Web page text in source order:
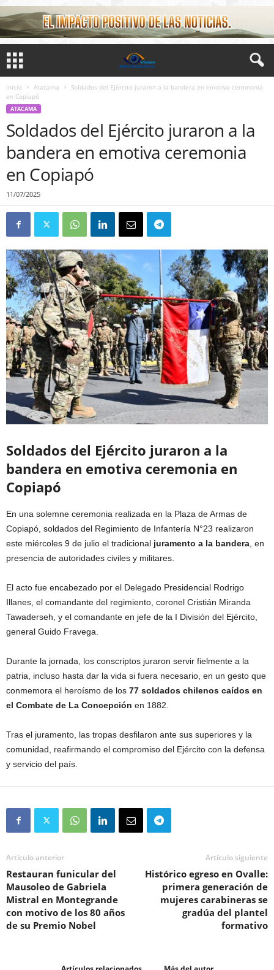
Inicio Atacama
Soldados del Ejército juraron a la bandera en emotiva ceremonia
en Copiapó
ATACAMA
Soldados del Ejército juraron a la
bandera en emotiva ceremonia
en Copiapó
11/07/2025
Soldados del Ejército juraron a la
bandera en emotiva ceremonia en
Copiapó
En una solemne ceremonia realizada en la Plaza de Armas de
Copiapó, soldados del Regimiento de Infantería N°23 realizaron
este miércoles 9 de julio el tradicional juramento a la bandera, en
presencia de autoridades civiles y militares.
El acto fue encabezado por el Delegado Presidencial Rodrigo
Illanes, el comandante del regimiento, coronel Cristián Miranda
Tawaderseh, y el comandante en jefe de la I División del Ejército,
general Guido Fravega.
Durante la jornada, los conscriptos juraron servir fielmente a la
patria, incluso hasta dar la vida si fuera necesario, en un gesto que
conmemora el heroísmo de los 77 soldados chilenos caídos en
el Combate de La Concepción en 1882.
Tras el juramento, las tropas desfilaron ante sus superiores y la
comunidad, reafirmando el compromiso del Ejército con la defensa
y servicio del país.
Artículo anterior
Restauran funicular del
Mausoleo de Gabriela
Mistral en Montegrande
con motivo de los 80 años
de su Premio Nobel
Artículo siguiente
Histórico egreso en Ovalle:
primera generación de
mujeres carabineras se
gradúa del plantel
formativo